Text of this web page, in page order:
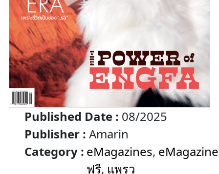
Published Date : 08/2025
Publisher : Amarin
Category : eMagazines, eMagazine
ฟรี, แพรว